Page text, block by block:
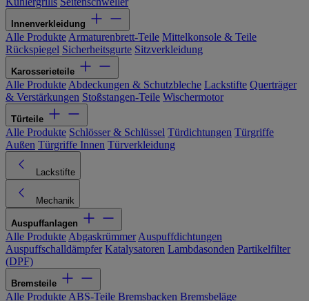
Innenverkleidung
Alle Produkte Armaturenbrett-Teile Mittelkonsole & Teile
Rückspiegel Sicherheitsgurte Sitzverkleidung
Karosserieteile
Alle Produkte Abdeckungen & Schutzbleche Lackstifte Querträger
& Verstärkungen Stoßstangen-Teile Wischermotor
Türteile
Alle Produkte Schlösser & Schlüssel Türdichtungen Türgriffe
Außen Türgriffe Innen Türverkleidung
Lackstifte
Mechanik
Auspuffanlagen
Alle Produkte Abgaskrümmer Auspuffdichtungen
Auspuffschalldämpfer Katalysatoren Lambdasonden Partikelfilter
(DPF)
Bremsteile
Alle Produkte ABS-Teile Bremsbacken Bremsbeläge